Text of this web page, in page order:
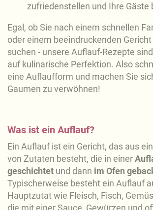
zufriedenstellen und Ihre Gäste
Egal, ob Sie nach einem schnellen
oder einem beeindruckenden
suchen - unsere Auflauf-Rezepte
auf kulinarische Perfektion. Also
eine Auflaufform und machen Sie
Gaumen zu verwöhnen!
Was ist ein Auflauf?
Ein Auflauf ist ein Gericht, das aus
von Zutaten besteht, die in einer
geschichtet und dann im Ofen
Typischerweise besteht ein Auflauf
Hauptzutat wie Fleisch, Fisch,
die mit einer Sauce, Gewürzen und